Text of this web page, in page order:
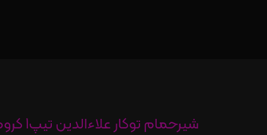
شیرحمام